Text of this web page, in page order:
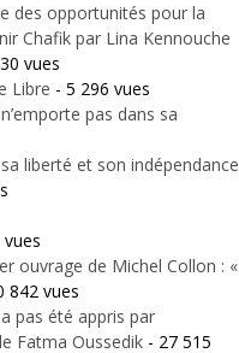
des opportunités pour la
Chafik par Lina Kennouche
vues
Libre - 5 296 vues
pas dans sa
liberté et son indépendance
ouvrage de Michel Collon : «
842 vues
pas été appris par
Fatma Oussedik - 27 515